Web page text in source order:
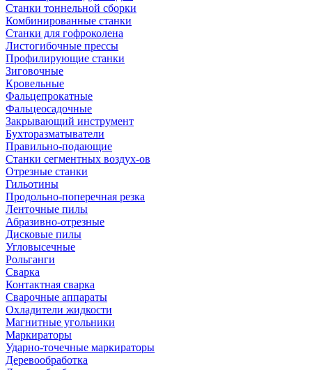
Станки тоннельной сборки
Комбинированные станки
Станки для гофроколена
Листогибочные прессы
Профилирующие станки
Зиговочные
Кровельные
Фальцепрокатные
Фальцеосадочные
Закрывающий инструмент
Бухторазматыватели
Правильно-подающие
Станки сегментных воздух-ов
Отрезные станки
Гильотины
Продольно-поперечная резка
Ленточные пилы
Абразивно-отрезные
Дисковые пилы
Угловысечные
Рольганги
Сварка
Контактная сварка
Сварочные аппараты
Охладители жидкости
Магнитные угольники
Маркираторы
Ударно-точечные маркираторы
Деревообработка